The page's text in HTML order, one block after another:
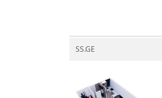
SS.GE